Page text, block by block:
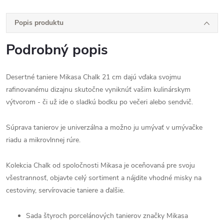
Popis produktu
Podrobný popis
Desertné taniere Mikasa Chalk 21 cm dajú vďaka svojmu
rafinovanému dizajnu skutočne vyniknúť vašim kulinárskym
výtvorom - či už ide o sladkú bodku po večeri alebo sendvič.
Súprava tanierov je univerzálna a možno ju umývať v umývačke
riadu a mikrovlnnej rúre.
Kolekcia Chalk od spoločnosti Mikasa je oceňovaná pre svoju
všestrannosť, objavte celý sortiment a nájdite vhodné misky na
cestoviny, servírovacie taniere a ďalšie.
Sada štyroch porcelánových tanierov značky Mikasa